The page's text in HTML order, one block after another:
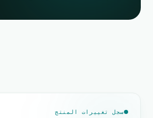
سجل تغييرات المنتج